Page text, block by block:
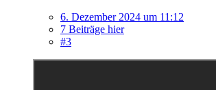
6. Dezember 2024 um 11:12
7 Beiträge hier
#3